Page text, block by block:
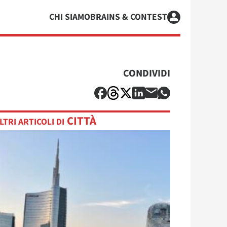
CHI SIAMOBRAINS & CONTEST
CONDIVIDI
ARTICOLI DI CITTÀ